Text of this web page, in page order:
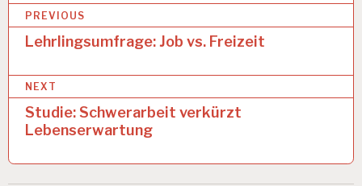
-
A
R
T
S
T
A
B
i
t
r
PREVIOUS
Lehrlingsumfrage: Job vs. Freizeit
NEXT
Studie: Schwerarbeit verkürzt
Lebenserwartung